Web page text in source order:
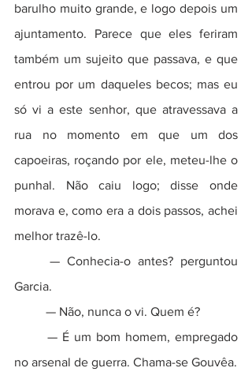
barulho muito grande, e logo depois um
ajuntamento. Parece que eles feriram
também um sujeito que passava, e que
entrou por um daqueles becos; mas eu
só vi a este senhor, que atravessava a
rua no momento em que um dos
capoeiras, roçando por ele, meteu-lhe o
punhal. Não caiu logo; disse onde
morava e, como era a dois passos, achei
melhor trazê-lo.
Garcia.
	— Não, nunca o vi. Quem é?